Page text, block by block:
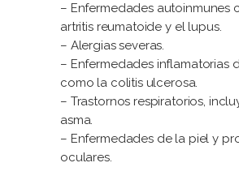
– Enfermedades autoinmunes
artritis reumatoide y el lupus.
– Alergias severas.
– Enfermedades inflamatorias
como la colitis ulcerosa.
– Trastornos respiratorios,
asma.
– Enfermedades de la piel y
oculares.